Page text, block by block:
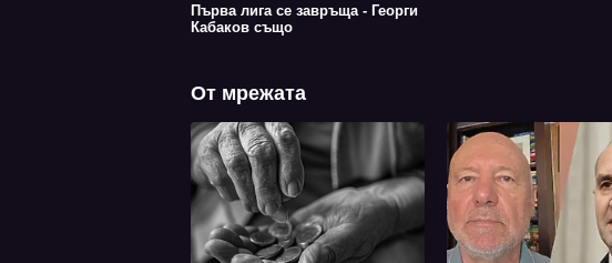
Първа лига се завръща - Георги
Кабаков също
От мрежата